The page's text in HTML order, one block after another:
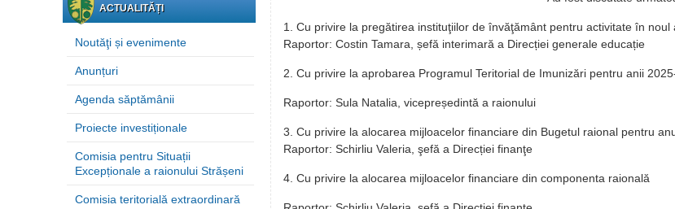
ACTUALITĂȚI
Noutăţi și evenimente
Anunțuri
Agenda săptămânii
Proiecte investiționale
Comisia pentru Situații
Excepționale a raionului Strășeni
Comisia teritorială extraordinară
1. Cu privire la pregătirea instituţiilor de învăţământ pentru activitate în noul
Raportor: Costin Tamara, șefă interimară a Direcției generale educație
2. Cu privire la aprobarea Programul Teritorial de Imunizări pentru anii
Raportor: Sula Natalia, vicepreședintă a raionului
3. Cu privire la alocarea mijloacelor financiare din Bugetul raional pentru
Raportor: Schirliu Valeria, şefă a Direcției finanţe
4. Cu privire la alocarea mijloacelor financiare din componenta raională